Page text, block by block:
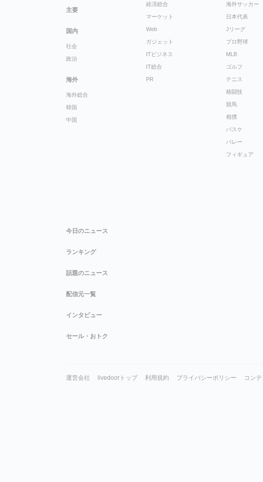
主要
国内
社会
政治
海外
海外総合
韓国
中国
経済総合
マーケット
Web
ガジェット
ITビジネス
IT総合
PR
海外サッカー
日本代表
Jリーグ
プロ野球
MLB
ゴルフ
テニス
格闘技
競馬
相撲
バスケ
バレー
フィギュア
今日のニュース
ランキング
話題のニュース
配信元一覧
インタビュー
セール・おトク
運営会社 livedoorトップ 利用規約 プライバシーポリシー コン